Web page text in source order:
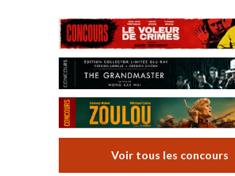
Voir tous les concours